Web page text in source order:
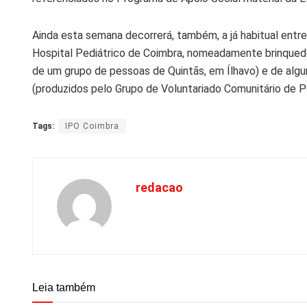
Ainda esta semana decorrerá, também, a já habitual
Hospital Pediátrico de Coimbra, nomeadamente
de um grupo de pessoas de Quintãs, em Ílhavo) e de
(produzidos pelo Grupo de Voluntariado Comunitário de
Tags: IPO Coimbra
redacao
Leia também